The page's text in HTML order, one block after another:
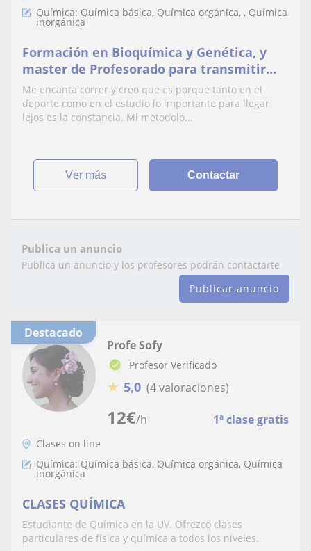
Química: Química básica, Química orgánica, , Química
inorgánica
Formación en Bioquímica y Genética, y
master de Profesorado para transmitir
todo lo bonito de Quimica, Biologia y
Matematicas
Me encanta correr y creo que es porque tanto en el
deporte como en el estudio lo importante para llegar
lejos es la constancia. Mi metodolo...
ver más Contactar
Publica un anuncio
Publica un anuncio y los profesores podrán contactarte
Publicar anuncio
Destacado
12€/h 1ª clase gratis
Profe Sofy
Profesor Verificado
★ 5,0 (4 valoraciones)
Clases on line
Química: Química básica, Química orgánica, Química
inorgánica
CLASES QUÍMICA
Estudiante de Química en la UV. Ofrezco clases
particulares de física y química a todos los niveles.